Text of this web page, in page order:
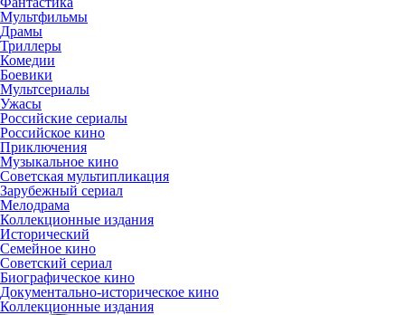
Мультфильмы
Драмы
Триллеры
Комедии
Боевики
Мультсериалы
Ужасы
Российские сериалы
Российское кино
Приключения
Музыкальное кино
Советская мультипликация
Зарубежный сериал
Мелодрама
Коллекционные издания
Исторический
Семейное кино
Советский сериал
Биографическое кино
Документально-историческое кино
Коллекционные издания